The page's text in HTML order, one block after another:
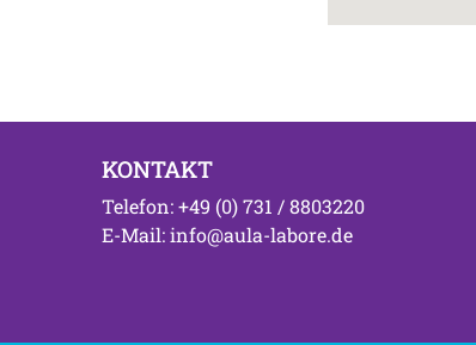
KONTAKT
Telefon: +49 (0) 731 / 8803220
E-Mail: info@aula-labore.de